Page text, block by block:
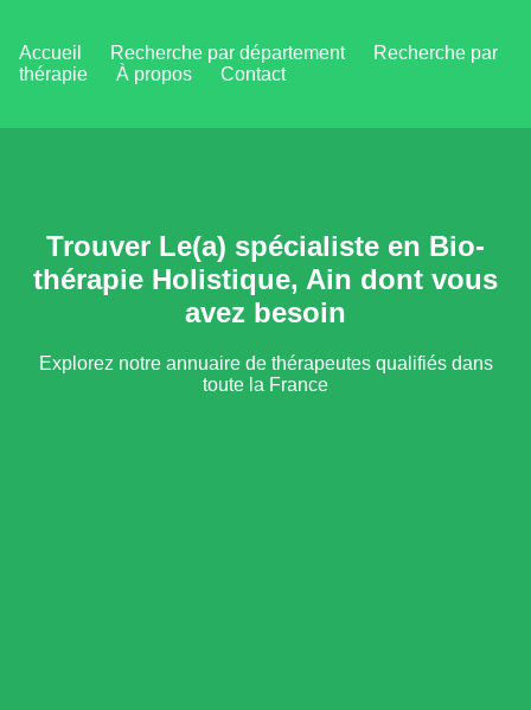
Accueil Recherche par département
Recherche par
thérapie
À propos Contact
Trouver Le(a) spécialiste en Bio-
thérapie Holistique, Ain dont vous
avez besoin
Explorez notre annuaire de thérapeutes qualifiés dans
toute la France